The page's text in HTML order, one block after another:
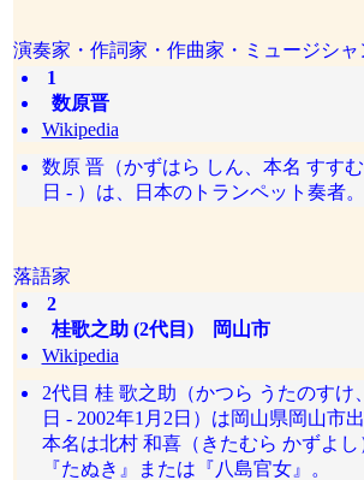
演奏家・作詞家・作曲家・ミュージシャ
1
数原晋
Wikipedia
数原 晋（かずはら しん、本名 すす
日 - ）は、日本のトランペット奏者。
落語家
2
桂歌之助 (2代目) 岡山市
Wikipedia
2代目 桂 歌之助（かつら うたのすけ
日 - 2002年1月2日）は岡山県岡山市
本名は北村 和喜（きたむら かずよ
『たぬき』または『八島官女』。